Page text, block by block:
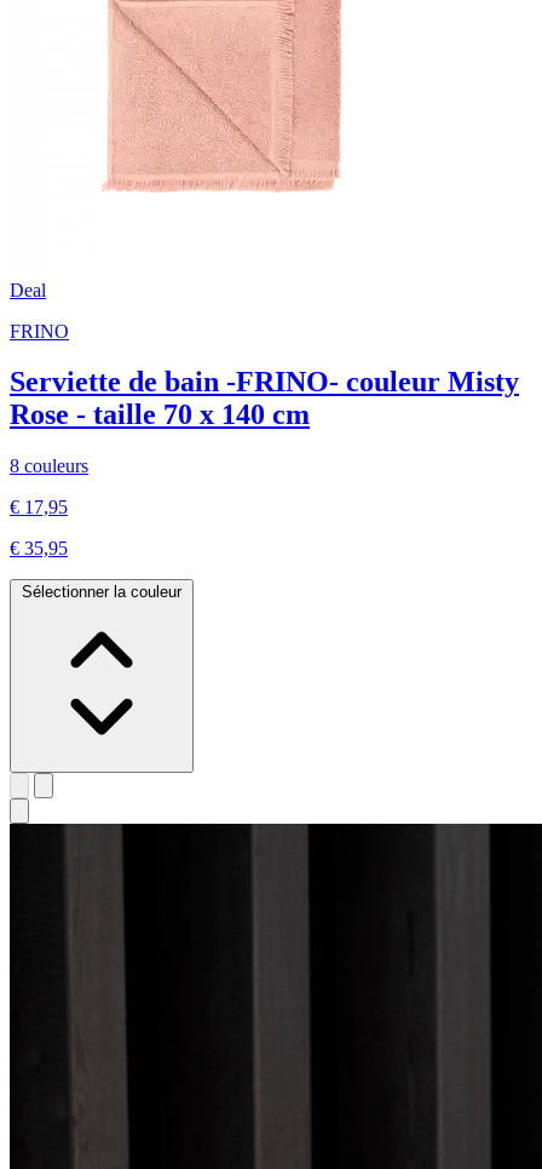
Deal
FRINO
Serviette de bain -FRINO- couleur Misty
Rose - taille 70 x 140 cm
8 couleurs
€ 17,95
€ 35,95
Sélectionner la couleur